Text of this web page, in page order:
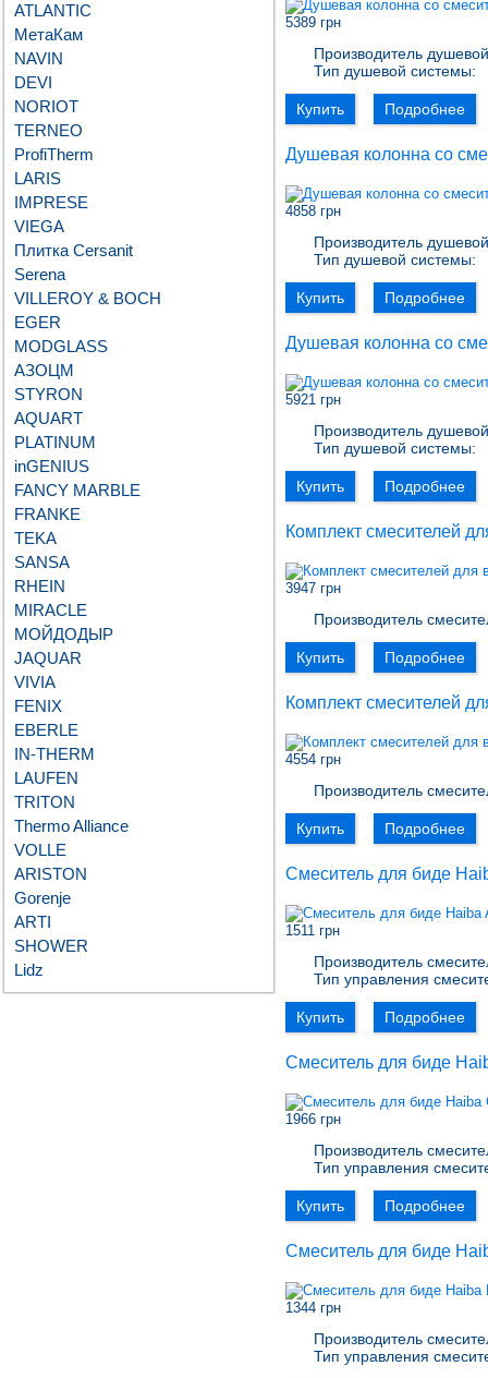
ATLANTIC
МетаКам
NAVIN
DEVI
NORIOT
TERNEO
ProfiTherm
LARIS
IMPRESE
VIEGA
Плитка Cersanit
Serena
VILLEROY & BOCH
EGER
MODGLASS
АЗОЦМ
STYRON
AQUART
PLATINUM
inGENIUS
FANCY MARBLE
FRANKE
TEKA
SANSA
RHEIN
MIRACLE
МОЙДОДЫР
JAQUAR
VIVIA
FENIX
EBERLE
IN-THERM
LAUFEN
TRITON
Thermo Alliance
VOLLE
ARISTON
Gorenje
ARTI
SHOWER
Lidz
5389 грн
Производитель
Тип душевой системы:
Купить Подробнее
Душевая колонна со
4858 грн
Производитель
Тип душевой системы:
Купить Подробнее
Душевая колонна со
5921 грн
Производитель
Тип душевой системы:
Купить Подробнее
Комплект смесителей
3947 грн
Производитель
Купить Подробнее
Комплект смесителей
4554 грн
Производитель
Купить Подробнее
Смеситель для биде
1511 грн
Производитель
Тип управления
Купить Подробнее
Смеситель для биде
1966 грн
Производитель
Тип управления
Купить Подробнее
Смеситель для биде
1344 грн
Производитель
Тип управления